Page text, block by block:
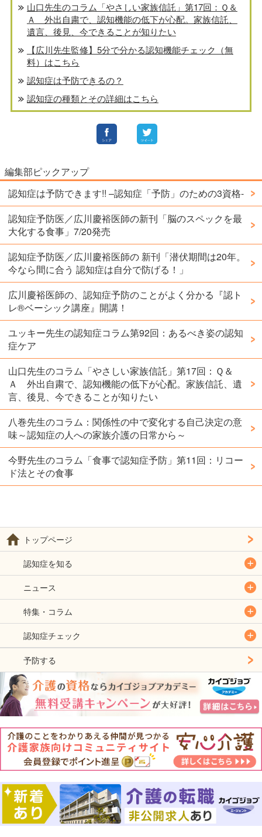
山口先生のコラム「やさしい家族信託」第17回：Ｑ＆
Ａ 外出自粛で、認知機能の低下が心配。家族信託、
遺言、後見、今できることが知りたい
【広川先生監修】5分で分かる認知機能チェック（無
料）はこちら
認知症は予防できるの？
認知症の種類とその詳細はこちら
編集部ピックアップ
認知症は予防できます!! –認知症「予防」のための3資格-
認知症予防医／広川慶裕医師の新刊「脳のスペックを最
大化する食事」7/20発売
認知症予防医／広川慶裕医師の 新刊「潜伏期間は20年。
今なら間に合う 認知症は自分で防げる！」
広川慶裕医師の、認知症予防のことがよく分かる『認ト
レ®️ベーシック講座』開講！
ユッキー先生の認知症コラム第92回：あるべき姿の認知
症ケア
山口先生のコラム「やさしい家族信託」第17回：Ｑ＆
Ａ 外出自粛で、認知機能の低下が心配。家族信託、遺
言、後見、今できることが知りたい
八巻先生のコラム：関係性の中で変化する自己決定の意
味～認知症の人への家族介護の日常から～
今野先生のコラム「食事で認知症予防」第11回：リコー
ド法とその食事
トップページ
認知症を知る
ニュース
特集・コラム
認知症チェック
予防する